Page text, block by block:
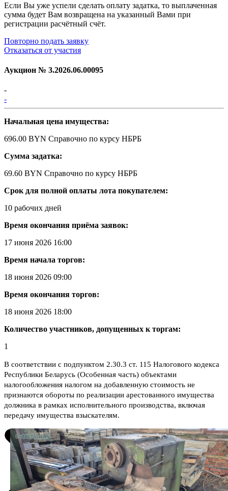
Если Вы уже успели сделать оплату задатка, то выплаченная
сумма будет Вам возвращена на указанный Вами при
регистрации расчётный счёт.
Повторно подать заявку
Отказаться от участия
Аукцион № 3.2026.06.00095
-
-
Начальная цена имущества:
696.00 BYN Справочно по курсу НБРБ
Сумма задатка:
69.60 BYN Справочно по курсу НБРБ
Срок для полной оплаты лота покупателем:
10 рабочих дней
Время окончания приёма заявок:
17 июня 2026 16:00
Время начала торгов:
18 июня 2026 09:00
Время окончания торгов:
18 июня 2026 18:00
Количество участников, допущенных к торгам:
1
В соответствии с подпунктом 2.30.3 ст. 115 Налогового кодекса
Республики Беларусь (Особенная часть) объектами
налогообложения налогом на добавленную стоимость не
признаются обороты по реализации арестованного имущества
должника в рамках исполнительного производства, включая
передачу имущества взыскателям.